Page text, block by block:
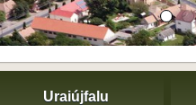
Uraiújfalu